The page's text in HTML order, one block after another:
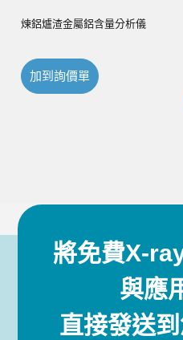
煉鋁爐渣金屬鋁含量分析儀
加到詢價單
將免費X-
與應
直接發送